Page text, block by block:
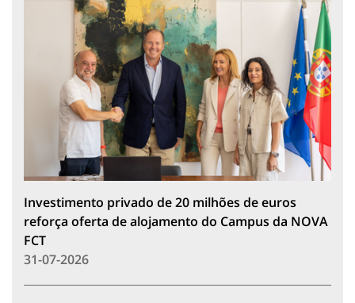
Investimento privado de 20 milhões de euros
reforça oferta de alojamento do Campus da NOVA
FCT
31-07-2026